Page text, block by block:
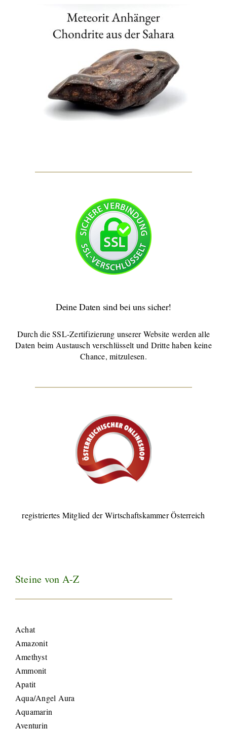
Deine Daten sind bei uns sicher!
Durch die SSL-Zertifizierung unserer Website werden alle
Daten beim Austausch verschlüsselt und Dritte haben keine
Chance, mitzulesen.
registriertes Mitglied der Wirtschaftskammer Österreich
Steine von A-Z
Achat
Amazonit
Amethyst
Ammonit
Apatit
Aqua/Angel Aura
Aquamarin
Aventurin